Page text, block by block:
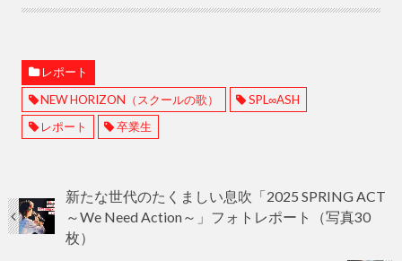
レポート
NEW HORIZON（スクールの歌）
SPL∞ASH
レポート
卒業生
新たな世代のたくましい息吹「2025 SPRING ACT
～We Need Action～」フォトレポート（写真30
枚）